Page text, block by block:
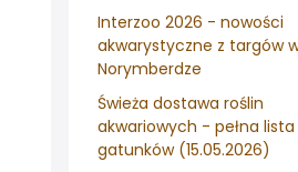
Interzoo 2026 - nowości
akwarystyczne z targów
Norymberdze
Świeża dostawa roślin
akwariowych - pełna lista
gatunków (15.05.2026)